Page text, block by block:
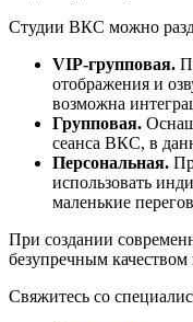
Студии ВКС можно
VIP-групповая.
отображения и
возможна
Групповая.
сеанса ВКС, в
Персональная.
использовать
маленькие
При создании
безупречным качеством
Свяжитесь со